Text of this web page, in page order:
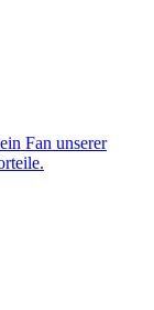
Fan unserer